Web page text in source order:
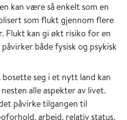
kan være så enkelt som en
som flukt gjennom flere
Flukt kan gi økt risiko for en
både fysisk og psykisk
seg i et nytt land kan
alle aspekter av livet.
påvirke tilgangen til
arbeid, relativ status,